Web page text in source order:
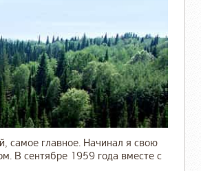
самое главное. Начинал я свою
В сентябре 1959 года вместе с